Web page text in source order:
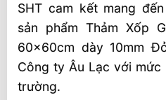
SHT cam kết mang
sản phẩm Thảm Xốp
60x60cm dày 10mm
Công ty Âu Lạc với mức
trường.